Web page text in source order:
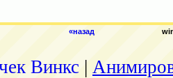
«назад
Винкс |